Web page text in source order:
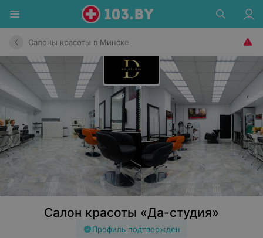
Салоны красоты в Минске
Салон красоты «Да-студия»
Профиль подтвержден